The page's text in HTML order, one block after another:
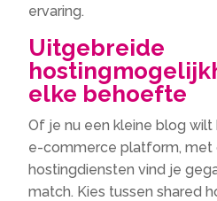
ervaring.
Uitgebreide
elke behoefte
Of je nu een kleine blog
e-commerce platform, met
hostingdiensten vind je
match. Kies tussen shared